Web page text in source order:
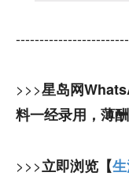
>>>星岛网
料一经录用，薄酬
>>>立即浏览【